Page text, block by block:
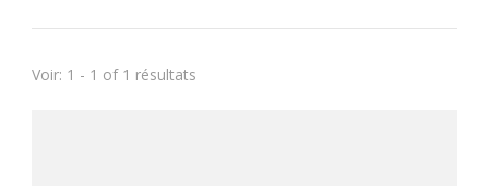
Voir: 1 - 1 of 1 résultats